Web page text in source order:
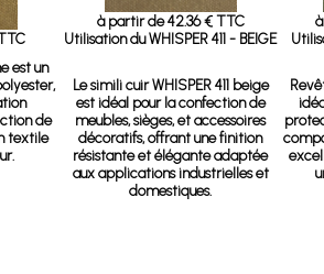
est un
de
textile
à partir de 42.36 € TTC
Utilisation du WHISPER 411 - BEIGE
Le simili cuir WHISPER 411 beige
est idéal pour la confection de
meubles, sièges, et accessoires
décoratifs, offrant une finition
résistante et élégante adaptée
aux applications industrielles et
domestiques.